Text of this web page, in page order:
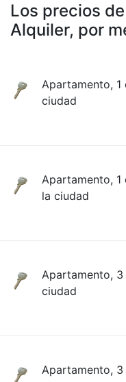
Los precios
Alquiler, por
Apartamento,
ciudad
Apartamento,
la ciudad
Apartamento,
ciudad
Apartamento,